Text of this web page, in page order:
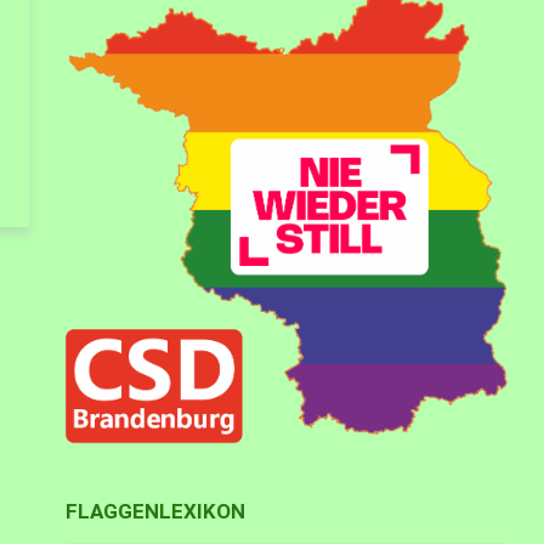
FLAGGENLEXIKON